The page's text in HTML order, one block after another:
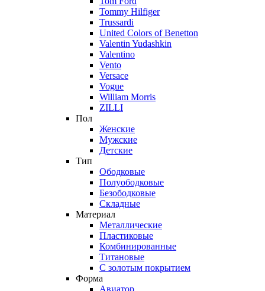
Tommy Hilfiger
Trussardi
United Colors of Benetton
Valentin Yudashkin
Valentino
Vento
Versace
Vogue
William Morris
ZILLI
Пол
Женские
Мужские
Детские
Тип
Ободковые
Полуободковые
Безободковые
Складные
Материал
Металлические
Пластиковые
Комбинированные
Титановые
С золотым покрытием
Форма
Авиатор